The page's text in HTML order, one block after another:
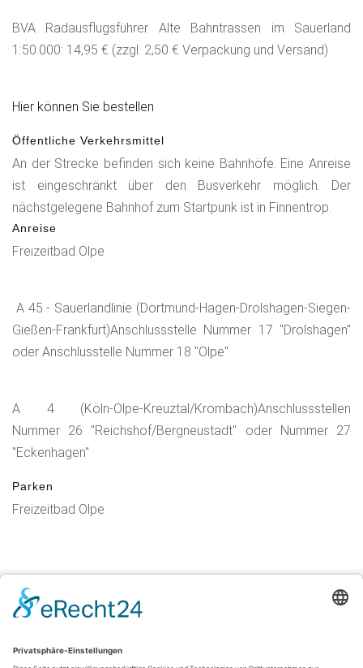
BVA Radausflugsführer Alte Bahntrassen im Sauerland
1:50.000: 14,95 € (zzgl. 2,50 € Verpackung und Versand)
Hier können Sie bestellen
Öffentliche Verkehrsmittel
An der Strecke befinden sich keine Bahnhöfe. Eine Anreise
ist eingeschränkt über den Busverkehr möglich. Der
nächstgelegene Bahnhof zum Startpunk ist in Finnentrop.
Anreise
Freizeitbad Olpe
A 45 - Sauerlandlinie (Dortmund-Hagen-Drolshagen-Siegen-
Gießen-Frankfurt)Anschlussstelle Nummer 17 "Drolshagen"
oder Anschlusstelle Nummer 18 "Olpe"
A 4 (Köln-Olpe-Kreuztal/Krombach)Anschlussstellen
Nummer 26 "Reichshof/Bergneustadt" oder Nummer 27
"Eckenhagen"
Parken
Freizeitbad Olpe